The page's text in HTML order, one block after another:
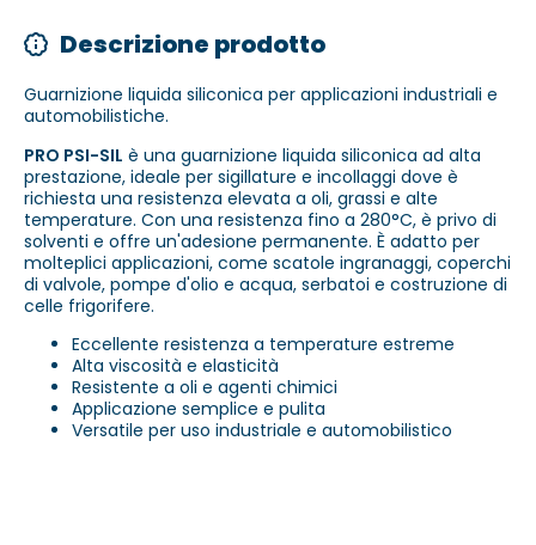
Descrizione prodotto
Guarnizione liquida siliconica per applicazioni industriali e
automobilistiche.
PRO PSI-SIL è una guarnizione liquida siliconica ad alta
prestazione, ideale per sigillature e incollaggi dove è
richiesta una resistenza elevata a oli, grassi e alte
temperature. Con una resistenza fino a 280°C, è privo di
solventi e offre un'adesione permanente. È adatto per
molteplici applicazioni, come scatole ingranaggi, coperchi
di valvole, pompe d'olio e acqua, serbatoi e costruzione di
celle frigorifere.
Eccellente resistenza a temperature estreme
Alta viscosità e elasticità
Resistente a oli e agenti chimici
Applicazione semplice e pulita
Versatile per uso industriale e automobilistico